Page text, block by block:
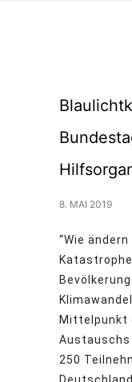
8. MAI 2019
“Wie
Mittelpunkt
Austauschs
250